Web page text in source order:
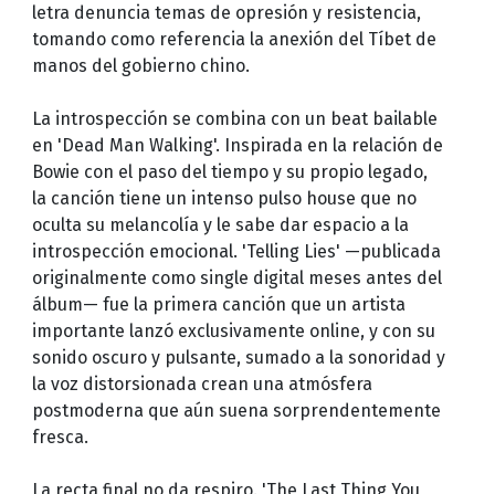
letra denuncia temas de opresión y resistencia,
tomando como referencia la anexión del Tíbet de
manos del gobierno chino.
La introspección se combina con un beat bailable
en 'Dead Man Walking'. Inspirada en la relación de
Bowie con el paso del tiempo y su propio legado,
la canción tiene un intenso pulso house que no
oculta su melancolía y le sabe dar espacio a la
introspección emocional. 'Telling Lies' —publicada
originalmente como single digital meses antes del
álbum— fue la primera canción que un artista
importante lanzó exclusivamente online, y con su
sonido oscuro y pulsante, sumado a la sonoridad y
la voz distorsionada crean una atmósfera
postmoderna que aún suena sorprendentemente
fresca.